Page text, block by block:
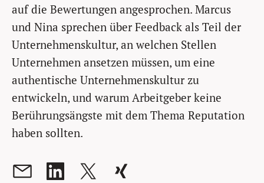
auf die Bewertungen angesprochen. Marcus
und Nina sprechen über Feedback als Teil der
Unternehmenskultur, an welchen Stellen
Unternehmen ansetzen müssen, um eine
authentische Unternehmenskultur zu
entwickeln, und warum Arbeitgeber keine
Berührungsängste mit dem Thema Reputation
haben sollten.